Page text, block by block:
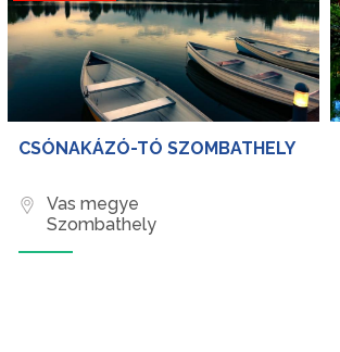
CSÓNAKÁZÓ-TÓ SZOMBATHELY
Vas megye
Szombathely